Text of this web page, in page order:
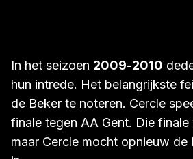
In het seizoen2009-2010
hun intrede. Het belangrijkste
de Beker te noteren. Cercle